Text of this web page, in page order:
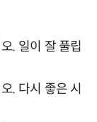
. 일이 잘 풀립
. 다시 좋은 시